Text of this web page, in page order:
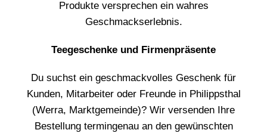
Produkte versprechen ein wahres
Geschmackserlebnis.
Teegeschenke und Firmenpräsente
Du suchst ein geschmackvolles Geschenk für
Kunden, Mitarbeiter oder Freunde in Philippsthal
(Werra, Marktgemeinde)? Wir versenden Ihre
Bestellung termingenau an den gewünschten